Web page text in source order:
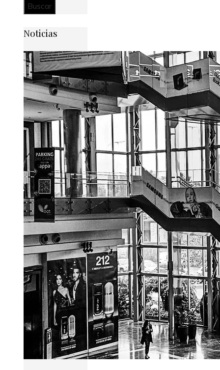
Noticias